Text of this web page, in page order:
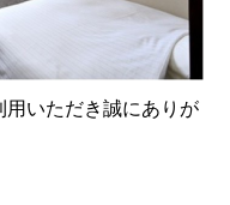
用いただき誠にありが